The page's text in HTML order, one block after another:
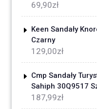
69,90zł
Keen Sandały
Czarny
129,00zł
Cmp Sandały
Sahiph 30Q9517
187,99zł